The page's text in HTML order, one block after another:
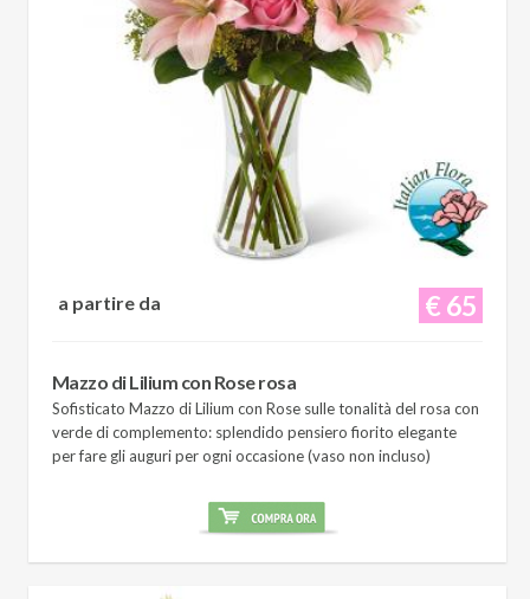
€ 65
a partire da
Mazzo di Lilium con Rose rosa
Sofisticato Mazzo di Lilium con Rose sulle tonalità del rosa con
verde di complemento: splendido pensiero fiorito elegante
per fare gli auguri per ogni occasione (vaso non incluso)